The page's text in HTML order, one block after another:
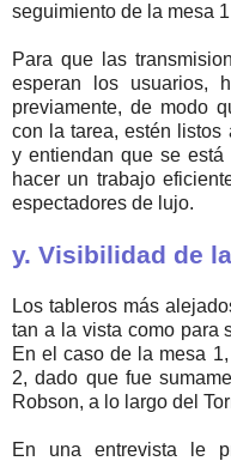
seguimiento de la mesa
Para que las
esperan los usuarios,
previamente, de modo
con la tarea, estén listos
y entiendan que se
hacer un trabajo
espectadores de lujo.
y. Visibilidad de
Los tableros más
tan a la vista como para
En el caso de la mesa
2, dado que fue
Robson, a lo largo del
En una entrevista le